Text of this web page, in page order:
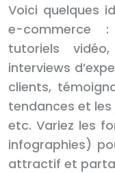
Voici quelques
e-commerce
tutoriels
interviews
clients,
tendances et
etc. Variez les
infographies)
attractif et